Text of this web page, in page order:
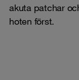
akuta patchar
hoten först.